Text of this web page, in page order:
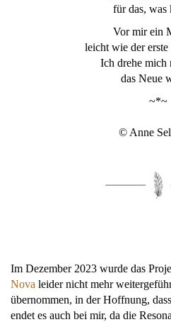
für das, was
Vor mir ein
leicht wie der erste
Ich drehe mich
das Neue
~*~
© Anne
Im Dezember 2023 wurde das
Nova leider nicht mehr
übernommen, in der Hoffnung,
endet es auch bei mir, da die